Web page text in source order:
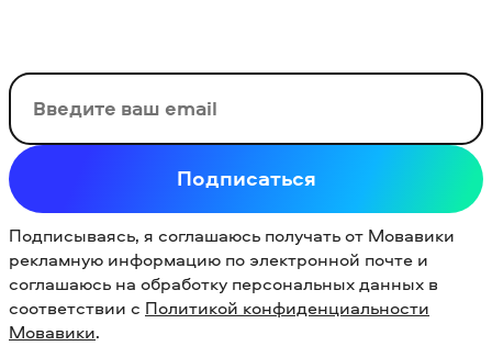
Ваш email
Подписаться
Подписываясь, я соглашаюсь получать от Мовавики
рекламную информацию по электронной почте и
соглашаюсь на обработку персональных данных в
соответствии с Политикой конфиденциальности
Мовавики.